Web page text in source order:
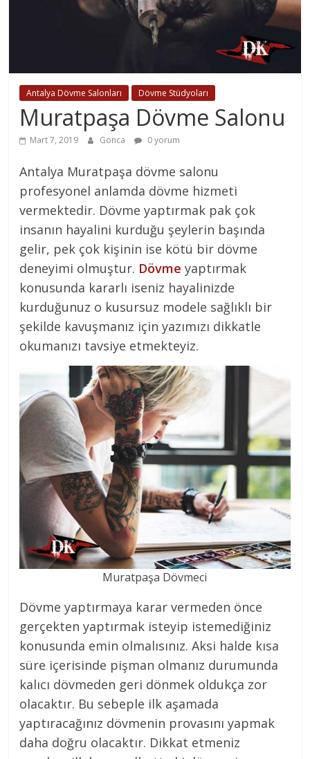
Antalya Dövme Salonları Dövme Stüdyoları
Muratpaşa Dövme Salonu
Mart 7, 2019 Gonca 0 yorum
Antalya Muratpaşa dövme salonu
profesyonel anlamda dövme hizmeti
vermektedir. Dövme yaptırmak pak çok
insanın hayalini kurduğu şeylerin başında
gelir, pek çok kişinin ise kötü bir dövme
deneyimi olmuştur. Dövme yaptırmak
konusunda kararlı iseniz hayalinizde
kurduğunuz o kusursuz modele sağlıklı bir
şekilde kavuşmanız için yazımızı dikkatle
okumanızı tavsiye etmekteyiz.
Muratpaşa Dövmeci
Dövme yaptırmaya karar vermeden önce
gerçekten yaptırmak isteyip istemediğiniz
konusunda emin olmalısınız. Aksi halde kısa
süre içerisinde pişman olmanız durumunda
kalıcı dövmeden geri dönmek oldukça zor
olacaktır. Bu sebeple ilk aşamada
yaptıracağınız dövmenin provasını yapmak
daha doğru olacaktır. Dikkat etmeniz